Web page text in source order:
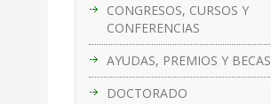
CONGRESOS, CURSOS Y
CONFERENCIAS
AYUDAS, PREMIOS Y BECAS
DOCTORADO